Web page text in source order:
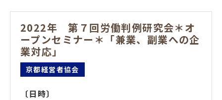
2022年 第７回労働判例研究会＊オ
ープンセミナー＊「兼業、副業への企
業対応」
京都経営者協会
〔日時〕